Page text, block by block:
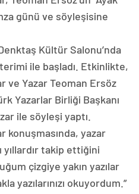
günü ve söyleşisine
Kültür Salonu’nda
ile başladı. Etkinlikte,
ve Yazar Teoman Ersöz
Yazarlar Birliği Başkanı
ile söyleşi yaptı.
konuşmasında, yazar
yıllardır takip ettiğini
çizgiye yakın yazılar
yazılarınızı okuyordum.”